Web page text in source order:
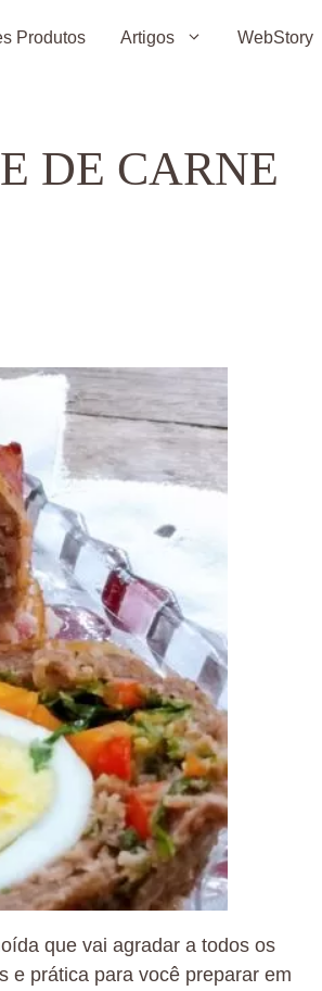
Produtos Artigos WebStory
DE CARNE
que vai agradar a todos os
e prática para você preparar em